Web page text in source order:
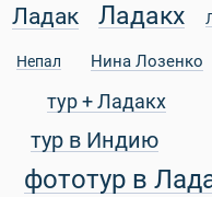
Ладак
Ладакх
Непал Нина Лозенко
тур + Ладакх
тур в Индию
фототур в